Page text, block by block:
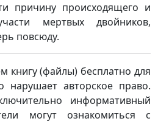
причину происходящего и
мертвых двойников,
повсюду.
книгу (файлы) бесплатно для
нарушает авторское право.
информативный
могут ознакомиться с